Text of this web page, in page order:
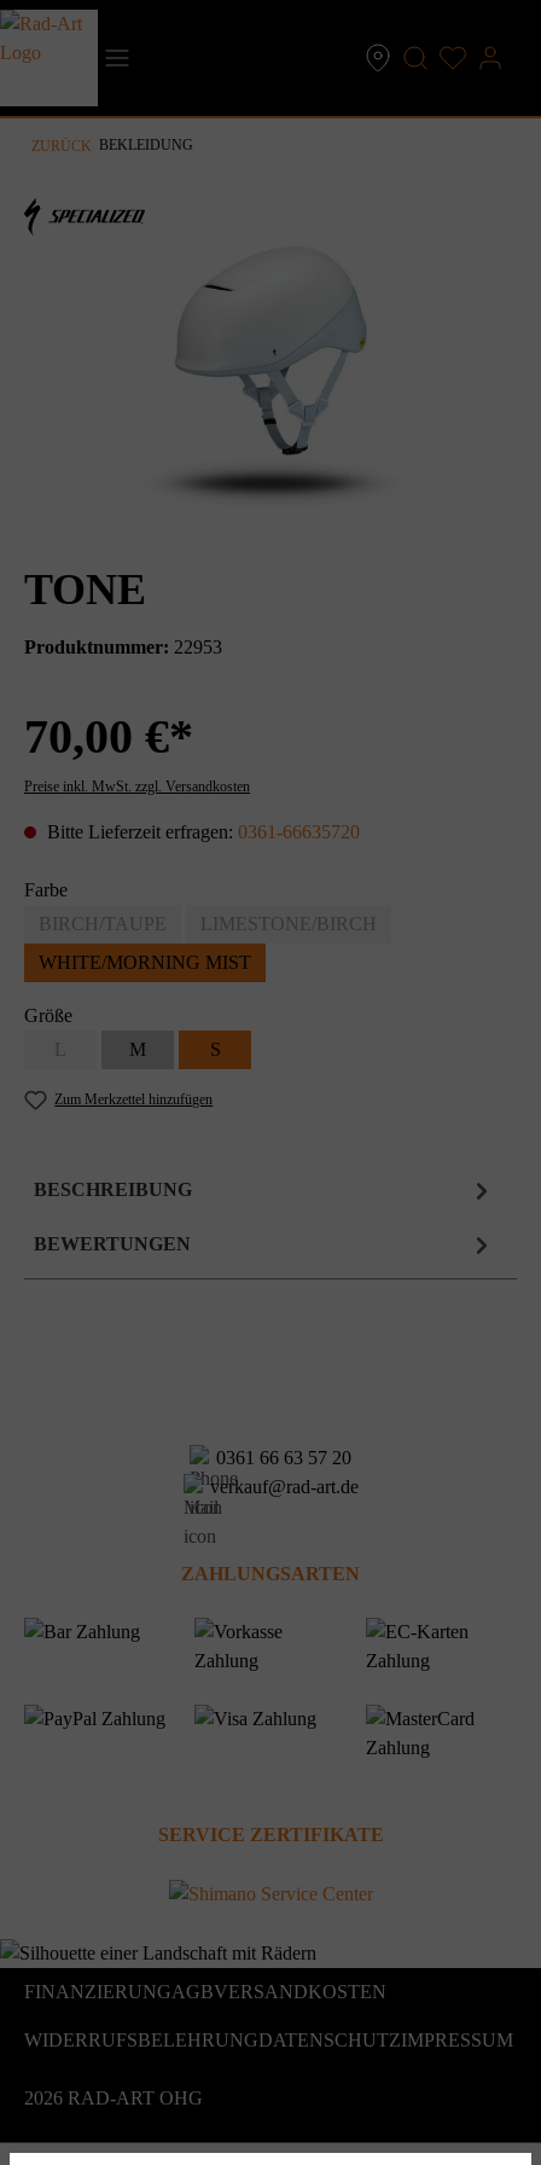
springen
ZURÜCK BEKLEIDUNG
TONE
Produktnummer: 22953
70,00 €*
Preise inkl. MwSt. zzgl. Versandkosten
Bitte Lieferzeit erfragen: 0361-66635720
Farbe
BIRCH/TAUPE
LIMESTONE/BIRCH
WHITE/MORNING MIST
Größe
L
M S
Zum Merkzettel hinzufügen
BESCHREIBUNG
BEWERTUNGEN
ZAHLUNGSARTEN
0361 66 63 57 20
verkauf@rad-art.de
SERVICE ZERTIFIKATE
2026 RAD-ART OHG
FINANZIERUNGAGBVERSANDKOSTEN
WIDERRUFSBELEHRUNGDATENSCHUTZIMPRESSUM